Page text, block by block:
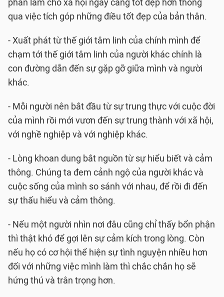
phần làm cho xã hội ngày càng tốt đẹp hơn thông
qua việc tích góp những điều tốt đẹp của bản thân.
- Xuất phát từ thế giới tâm linh của chính mình để
chạm tới thế giới tâm linh của người khác chính là
con đường dẫn đến sự gặp gỡ giữa mình và người
khác.
- Mỗi người nên bắt đầu từ sự trung thực với cuộc đời
của mình rồi mới vươn đến sự trung thành với xã hội,
với nghề nghiệp và với nghiệp khác.
- Lòng khoan dung bắt nguồn từ sự hiểu biết và cảm
thông. Chúng ta đem cảnh ngộ của người khác và
cuộc sống của mình so sánh với nhau, để rồi đi đến
sự thấu hiểu và cảm thông.
- Nếu một người nhìn nơi đâu cũng chỉ thấy bổn phận
thì thật khó để gợi lên sự cảm kích trong lòng. Còn
nếu họ có cơ hội thể hiện sự tình nguyện nhiều hơn
đối với những việc mình làm thì chắc chắn họ sẽ
hứng thú và trân trọng hơn.